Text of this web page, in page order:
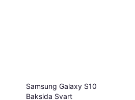
Samsung Galaxy S10
Baksida Svart